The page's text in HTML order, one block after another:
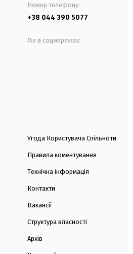
Номер телефону:
+38 044 390 5077
Ми в соцмережах:
Угода Користувача Спільноти
Правила коментування
Технічна інформація
Контакти
Вакансії
Структура власності
Архів